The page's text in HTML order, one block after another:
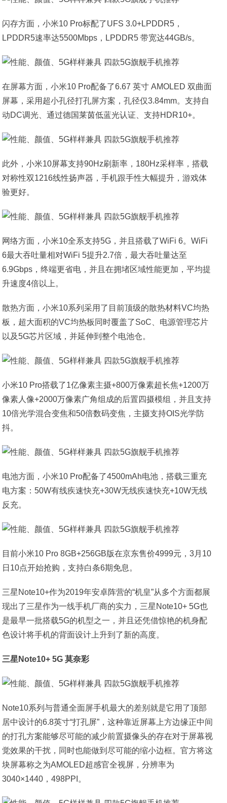
闪存方面，小米10 Pro标配了UFS 3.0+LPDDR5，
LPDDR5速率达5500Mbps，LPDDR5 带宽达44GB/s。
在屏幕方面，小米10 Pro配备了6.67 英寸 AMOLED 双曲面
屏幕，采用超小孔径打孔屏方案，孔径仅3.84mm。支持自
动DC调光、通过德国莱茵低蓝光认证、支持HDR10+。
此外，小米10屏幕支持90Hz刷新率，180Hz采样率，搭载
对称性双1216线性扬声器，手机跟手性大幅提升，游戏体
验更好。
网络方面，小米10全系支持5G，并且搭载了WiFi 6。WiFi
6最大吞吐量相对WiFi 5提升2.7倍，最大吞吐量达至
6.9Gbps，终端更省电，并且在拥堵区域性能更加，平均提
升速度4倍以上。
散热方面，小米10系列采用了目前顶级的散热材料VC均热
板，超大面积的VC均热板同时覆盖了SoC、电源管理芯片
以及5G芯片区域，并延伸到整个电池仓。
小米10 Pro搭载了1亿像素主摄+800万像素超长焦+1200万
像素人像+2000万像素广角组成的后置四摄模组，并且支持
10倍光学混合变焦和50倍数码变焦，主摄支持OIS光学防
抖。
电池方面，小米10 Pro配备了4500mAh电池，搭载三重充
电方案：50W有线疾速快充+30W无线疾速快充+10W无线
反充。
目前小米10 Pro 8GB+256GB版在京东售价4999元，3月10
日10点开始抢购，支持白条6期免息。
三星Note10+作为2019年安卓阵营的“机皇”从多个方面都展
现出了三星作为一线手机厂商的实力，三星Note10+ 5G也
是最早一批搭载5G的机型之一，并且还凭借惊艳的机身配
色设计将手机的背面设计上升到了新的高度。
三星Note10+ 5G 莫奈彩
Note10系列与普通全面屏手机最大的差别就是它用了顶部
居中设计的6.8英寸“打孔屏”，这种靠近屏幕上方边缘正中间
的打孔方案能够尽可能的减少前置摄像头的存在对于屏幕视
觉效果的干扰，同时也能做到尽可能的缩小边框。官方将这
块屏幕称之为AMOLED超感官全视屏，分辨率为
3040×1440，498PPI。